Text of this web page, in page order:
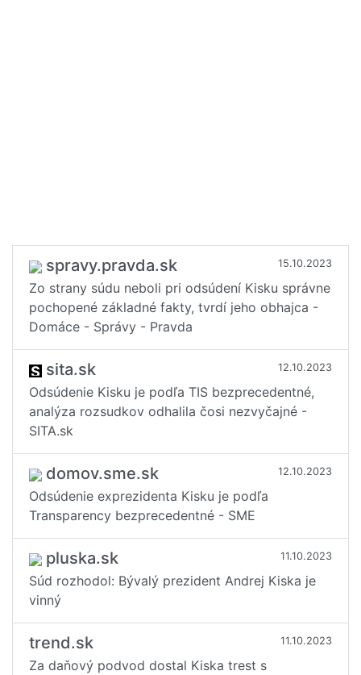
spravy.pravda.sk 15.10.2023
Zo strany súdu neboli pri odsúdení Kisku správne
pochopené základné fakty, tvrdí jeho obhajca -
Domáce - Správy - Pravda
sita.sk 12.10.2023
Odsúdenie Kisku je podľa TIS bezprecedentné,
analýza rozsudkov odhalila čosi nezvyčajné -
SITA.sk
domov.sme.sk 12.10.2023
Odsúdenie exprezidenta Kisku je podľa
Transparency bezprecedentné - SME
pluska.sk 11.10.2023
Súd rozhodol: Bývalý prezident Andrej Kiska je
vinný
trend.sk 11.10.2023
Za daňový podvod dostal Kiska trest s